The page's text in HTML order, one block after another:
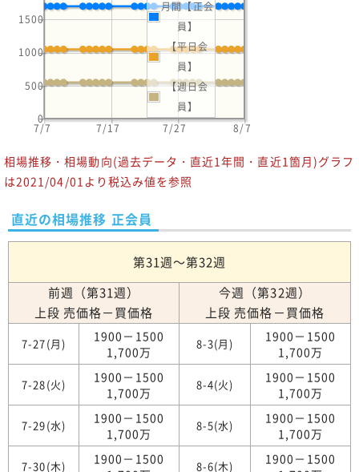
7/7 7/17 7/27 8/7
0
500
1000
1500
月間【正会
員】
【平日会
員】
【週日会
員】
相場推移・相場動向(過去データ・直近1年間・直近1箇月)グラフ
は2021/04/01より税込み値を参照
直近の相場推移 正会員
第31週～第32週
前週（第31週）
上段 売価格－買価格
今週（第32週）
上段 売価格－買価格
7-27(月)
1900－1500
1,700万
7-28(火)
1900－1500
1,700万
7-29(水)
1900－1500
1,700万
7-30(木)
1900－1500
8-3(月)
1900－1500
1,700万
8-4(火)
1900－1500
1,700万
8-5(水)
1900－1500
1,700万
8-6(木)
1900－1500